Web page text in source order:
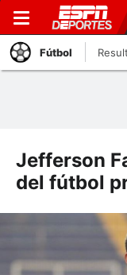
Fútbol
Jefferson
del fútbol